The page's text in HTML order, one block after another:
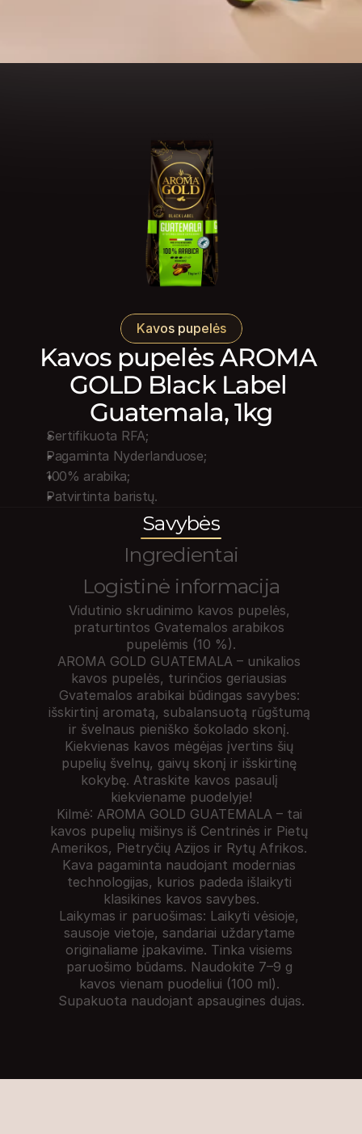
Kavos pupelės
Kavos pupelės AROMA
GOLD Black Label
Guatemala, 1kg
Sertifikuota RFA;
Pagaminta Nyderlanduose;
100% arabika;
Patvirtinta baristų.
Savybės
Ingredientai
Logistinė informacija
Vidutinio skrudinimo kavos pupelės,
praturtintos Gvatemalos arabikos
pupelėmis (10 %).
AROMA GOLD GUATEMALA – unikalios
kavos pupelės, turinčios geriausias
Gvatemalos arabikai būdingas savybes:
išskirtinį aromatą, subalansuotą rūgštumą
ir švelnaus pieniško šokolado skonį.
Kiekvienas kavos mėgėjas įvertins šių
pupelių švelnų, gaivų skonį ir išskirtinę
kokybę. Atraskite kavos pasaulį
kiekviename puodelyje!
Kilmė: AROMA GOLD GUATEMALA – tai
kavos pupelių mišinys iš Centrinės ir Pietų
Amerikos, Pietryčių Azijos ir Rytų Afrikos.
Kava pagaminta naudojant modernias
technologijas, kurios padeda išlaikyti
klasikines kavos savybes.
Laikymas ir paruošimas: Laikyti vėsioje,
sausoje vietoje, sandariai uždarytame
originaliame įpakavime. Tinka visiems
paruošimo būdams. Naudokite 7–9 g
kavos vienam puodeliui (100 ml).
Supakuota naudojant apsaugines dujas.